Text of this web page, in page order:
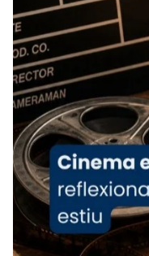
07/carmina-
espana-
Foto
View on Facebook ·
Arquebisbat
2 weeks ago
«Avui les santes
ajuden a alçar la
Mons. Sergi